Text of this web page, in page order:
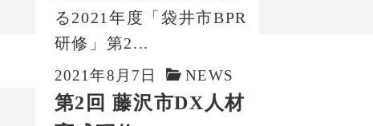
る2021年度「袋井市BPR
研修」第2...
2021年8月7日 NEWS
第2回 藤沢市DX人材